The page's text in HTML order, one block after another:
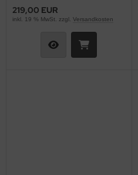
219,00 EUR
inkl. 19 % MwSt. zzgl. Versandkosten